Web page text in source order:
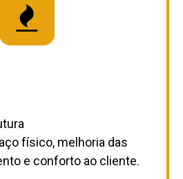

físico, melhoria das
e conforto ao cliente.